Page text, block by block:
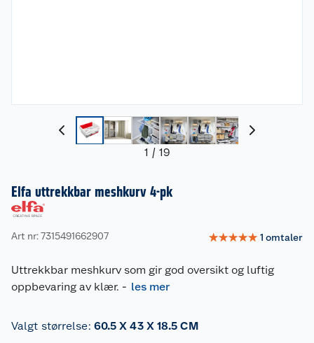
1 / 19
Elfa uttrekkbar meshkurv 4-pk
Art nr: 7315491662907 ☆☆☆☆☆ 1 omtaler
Uttrekkbar meshkurv som gir god oversikt og luftig
oppbevaring av klær. - les mer
Valgt størrelse: 60.5 X 43 X 18.5 CM